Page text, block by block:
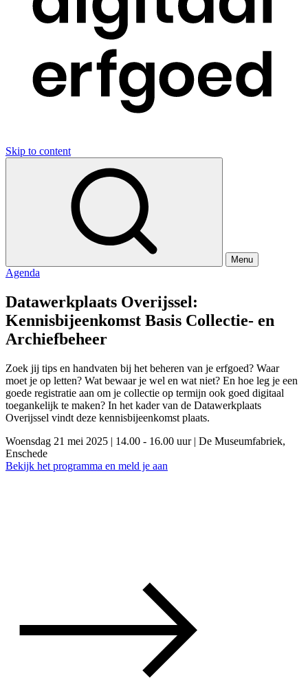
Skip to content
Menu
Agenda
Datawerkplaats Overijssel:
Kennisbijeenkomst Basis Collectie- en
Archiefbeheer
Zoek jij tips en handvaten bij het beheren van je erfgoed? Waar
moet je op letten? Wat bewaar je wel en wat niet? En hoe leg je een
goede registratie aan om je collectie op termijn ook goed digitaal
toegankelijk te maken? In het kader van de Datawerkplaats
Overijssel vindt deze kennisbijeenkomst plaats.
Woensdag 21 mei 2025 | 14.00 - 16.00 uur | De Museumfabriek,
Enschede
Bekijk het programma en meld je aan